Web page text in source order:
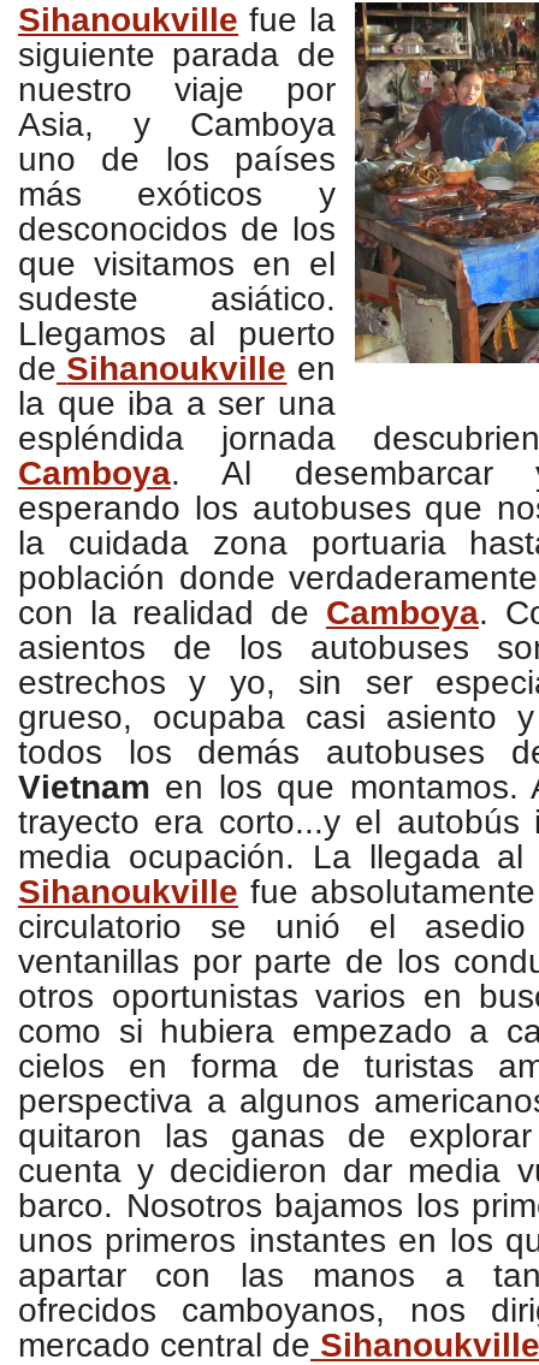
Sihanoukville fue la
siguiente parada de
nuestro viaje por
Asia, y Camboya
uno de los países
más exóticos y
desconocidos de los
que visitamos en el
sudeste asiático.
Llegamos al puerto
de Sihanoukville en
la que iba a ser una
espléndida jornada
Camboya. Al desembarcar
esperando los autobuses que
la cuidada zona portuaria
población donde
con la realidad de Camboya.
asientos de los autobuses
estrechos y yo, sin ser
grueso, ocupaba casi asiento
todos los demás autobuses
Vietnam en los que montamos.
trayecto era corto...y el
media ocupación. La llegada
Sihanoukville fue
circulatorio se unió el
ventanillas por parte de los
otros oportunistas varios en
como si hubiera empezado a
cielos en forma de turistas
perspectiva a algunos
quitaron las ganas de
cuenta y decidieron dar media
barco. Nosotros bajamos los
unos primeros instantes en los
apartar con las manos a
ofrecidos camboyanos, nos
mercado central de Sihanoukville